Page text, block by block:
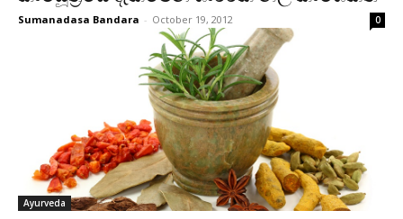
Sumanadasa Bandara - October 19, 2012 0
Ayurveda